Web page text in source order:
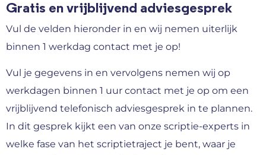
Gratis en vrijblijvend adviesgesprek
Vul de velden hieronder in en wij nemen uiterlijk
binnen 1 werkdag contact met je op!
Vul je gegevens in en vervolgens nemen wij op
werkdagen binnen 1 uur contact met je op om een
vrijblijvend telefonisch adviesgesprek in te plannen.
In dit gesprek kijkt een van onze scriptie-experts in
welke fase van het scriptietraject je bent, waar je